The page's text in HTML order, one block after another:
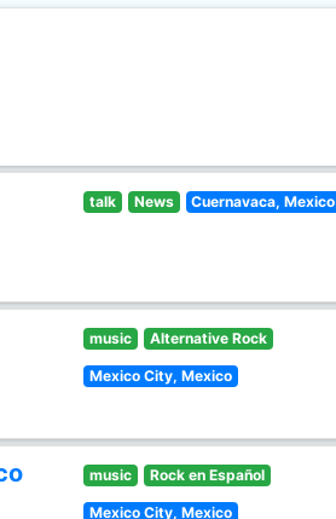
talk News Cuernavaca, Mexico
music Alternative Rock
Mexico City, Mexico
music Rock en Español
Mexico City, Mexico